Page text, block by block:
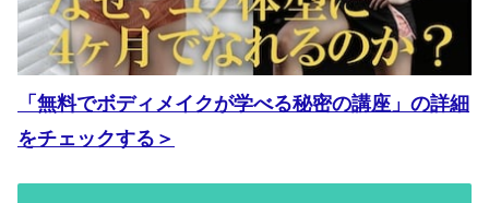
「無料でボディメイクが学べる秘密の講座」の詳細
をチェックする＞